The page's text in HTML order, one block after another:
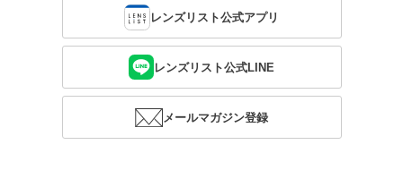
レンズリスト公式アプリ
レンズリスト公式LINE
メールマガジン登録